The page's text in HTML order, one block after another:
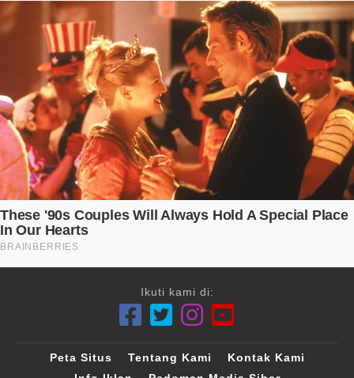
Ikuti kami di:
Peta Situs Tentang Kami
Kontak Kami